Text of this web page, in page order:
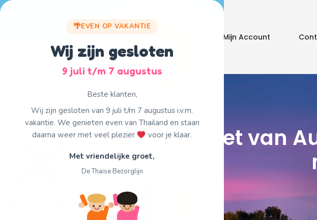
EVEN OP VAKANTIE
Wij zijn gesloten
9 juli t/m 7 augustus
Beste klanten,
Wij zijn gesloten van 9 juli t/m 7 augustus i.v.m.
vakantie. We genieten even van Thailand en staan
daarna weer met veel plezier
voor je klaar.
Met vriendelijke groet,
De Thaise Bezorglijn
Skip
Home Mijn Account
Geniet van